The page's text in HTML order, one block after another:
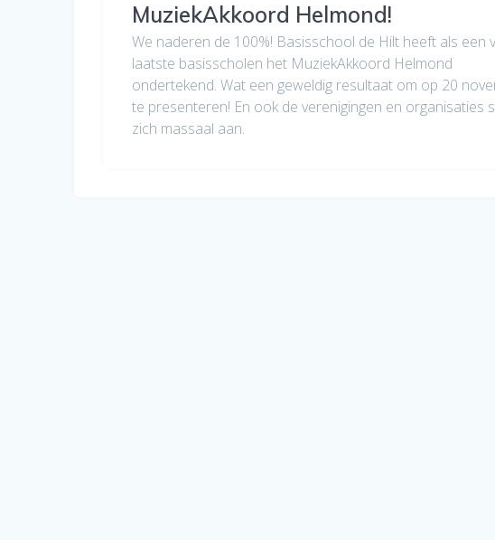
MuziekAkkoord Helmond!
We naderen de 100%! Basisschool de Hilt heeft als een
laatste basisscholen het MuziekAkkoord Helmond
ondertekend. Wat een geweldig resultaat om op 20
te presenteren! En ook de verenigingen en organisaties
zich massaal aan.